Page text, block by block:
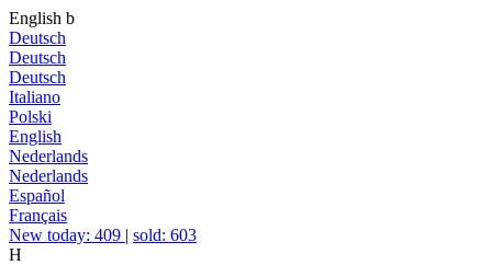
English b
Deutsch
Deutsch
Deutsch
Italiano
Polski
English
Nederlands
Nederlands
Español
Français
New today: 409 | sold: 603
H